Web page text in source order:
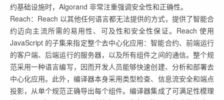
约基础设施时，Algorand 非常注重强调安全性和正确性。
Reach：Reach 以其他任何语言都无法提供的方式，提供了智能合
约迈向主流所需的易用性、可及性和安全性保证。Reach 使用
JavaScript 的子集来指定整个去中心化应用：智能合约、前端运行
的客户端、后端运行的服务器，以及所有组件之间的通信。整个规
范采用一种语言编写，因而开发人员能够快速创建、分析和部署去
中心化应用。此外，编译器本身采用类型检查、信息流安全和端点
投影，从单个规范正确导出每个组件。编译器集成了可满足性模理